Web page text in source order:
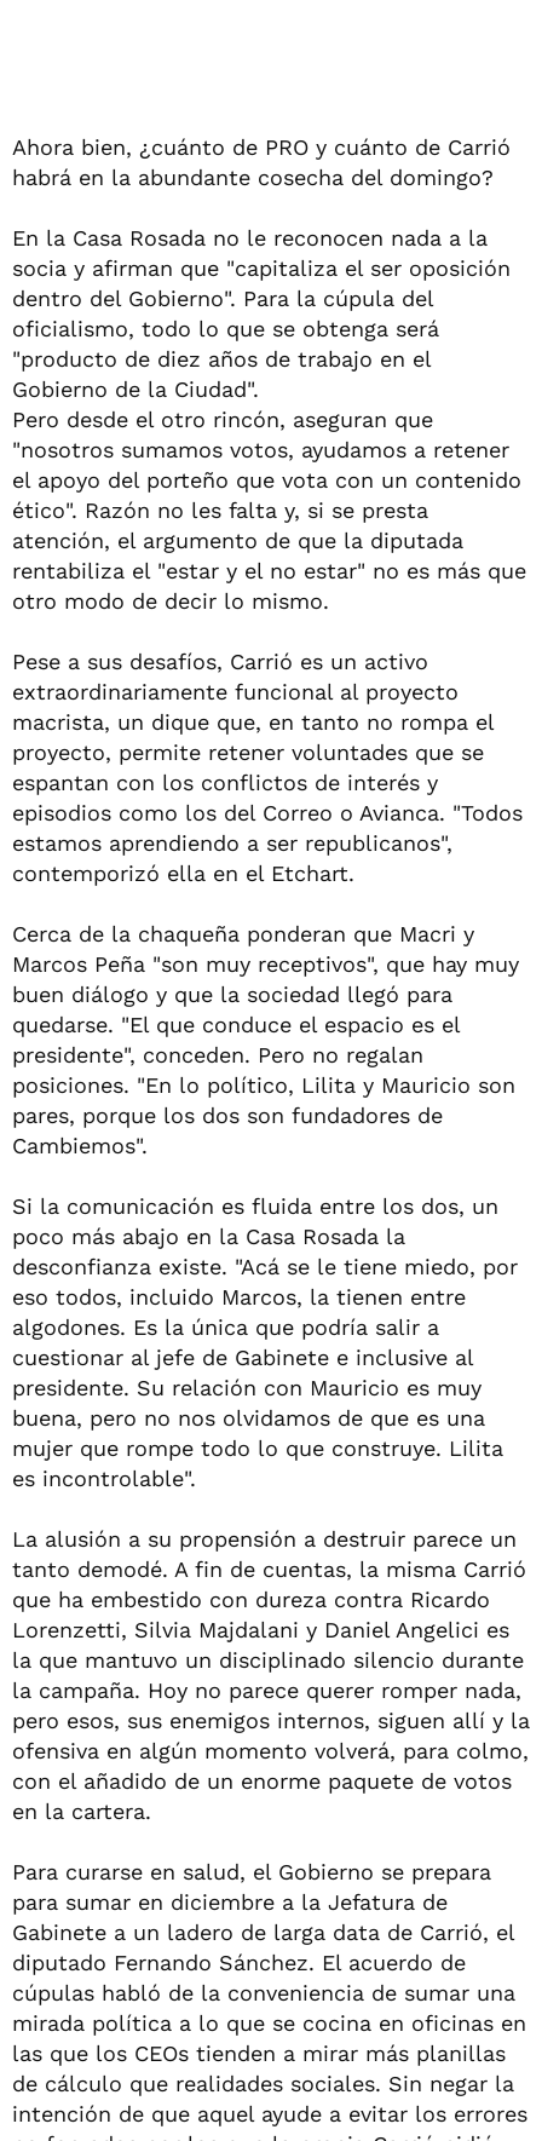
Ahora bien, ¿cuánto de PRO y cuánto de Carrió
habrá en la abundante cosecha del domingo?
En la Casa Rosada no le reconocen nada a la
socia y afirman que "capitaliza el ser oposición
dentro del Gobierno". Para la cúpula del
oficialismo, todo lo que se obtenga será
"producto de diez años de trabajo en el
Gobierno de la Ciudad".
Pero desde el otro rincón, aseguran que
"nosotros sumamos votos, ayudamos a retener
el apoyo del porteño que vota con un contenido
ético". Razón no les falta y, si se presta
atención, el argumento de que la diputada
rentabiliza el "estar y el no estar" no es más que
otro modo de decir lo mismo.
Pese a sus desafíos, Carrió es un activo
extraordinariamente funcional al proyecto
macrista, un dique que, en tanto no rompa el
proyecto, permite retener voluntades que se
espantan con los conflictos de interés y
episodios como los del Correo o Avianca. "Todos
estamos aprendiendo a ser republicanos",
contemporizó ella en el Etchart.
Cerca de la chaqueña ponderan que Macri y
Marcos Peña "son muy receptivos", que hay muy
buen diálogo y que la sociedad llegó para
quedarse. "El que conduce el espacio es el
presidente", conceden. Pero no regalan
posiciones. "En lo político, Lilita y Mauricio son
pares, porque los dos son fundadores de
Cambiemos".
Si la comunicación es fluida entre los dos, un
poco más abajo en la Casa Rosada la
desconfianza existe. "Acá se le tiene miedo, por
eso todos, incluido Marcos, la tienen entre
algodones. Es la única que podría salir a
cuestionar al jefe de Gabinete e inclusive al
presidente. Su relación con Mauricio es muy
buena, pero no nos olvidamos de que es una
mujer que rompe todo lo que construye. Lilita
es incontrolable".
La alusión a su propensión a destruir parece un
tanto demodé. A fin de cuentas, la misma Carrió
que ha embestido con dureza contra Ricardo
Lorenzetti, Silvia Majdalani y Daniel Angelici es
la que mantuvo un disciplinado silencio durante
la campaña. Hoy no parece querer romper nada,
pero esos, sus enemigos internos, siguen allí y la
ofensiva en algún momento volverá, para colmo,
con el añadido de un enorme paquete de votos
en la cartera.
Para curarse en salud, el Gobierno se prepara
para sumar en diciembre a la Jefatura de
Gabinete a un ladero de larga data de Carrió, el
diputado Fernando Sánchez. El acuerdo de
cúpulas habló de la conveniencia de sumar una
mirada política a lo que se cocina en oficinas en
las que los CEOs tienden a mirar más planillas
de cálculo que realidades sociales. Sin negar la
intención de que aquel ayude a evitar los errores